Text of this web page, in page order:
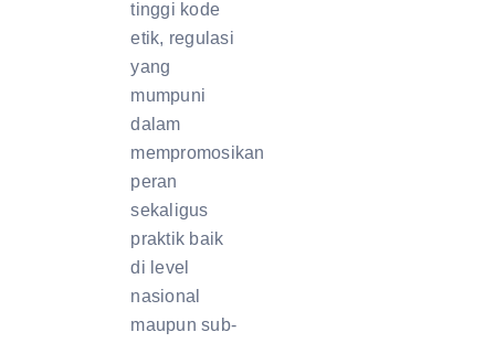
tinggi kode
etik, regulasi
yang
mumpuni
dalam
mempromosikan
peran
sekaligus
praktik baik
di level
nasional
maupun sub-